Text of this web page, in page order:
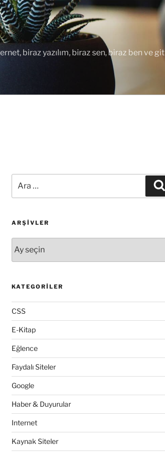
biraz yazılım, biraz sen, biraz ben ve git
ARŞIVLER
KATEGORILER
CSS
E-Kitap
Eğlence
Faydalı Siteler
Google
Haber & Duyurular
Internet
Kaynak Siteler